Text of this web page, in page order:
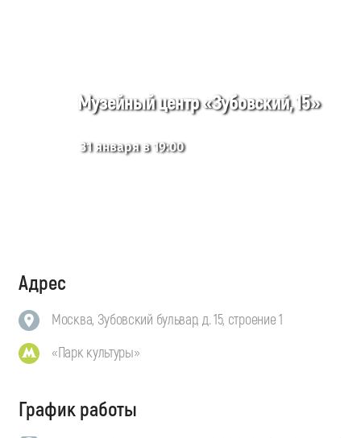
Музейный центр «Зубовский, 15»
31 января в 19:00
Адрес
Москва, Зубовский бульвар, д. 15, строение 1
«Парк культуры»
График работы